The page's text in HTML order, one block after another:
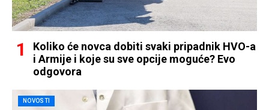
Koliko će novca dobiti svaki pripadnik HVO-a
i Armije i koje su sve opcije moguće? Evo
odgovora
NOVOSTI